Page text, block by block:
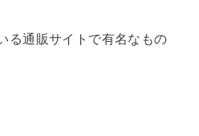
る通販サイトで有名なもの